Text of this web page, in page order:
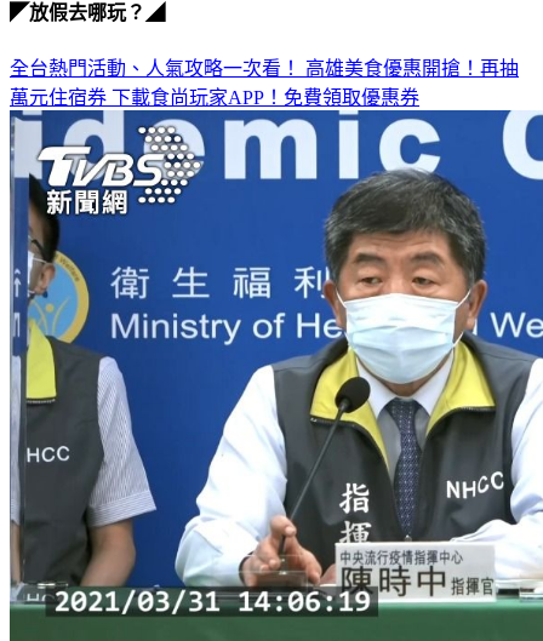
◤放假去哪玩？◢
全台熱門活動、人氣攻略一次看！ 高雄美食優惠開搶！再抽
萬元住宿券 下載食尚玩家APP！免費領取優惠券